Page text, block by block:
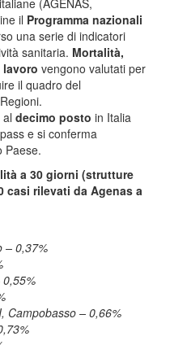
il Programma nazionali
una serie di indicatori
sanitaria. Mortalità,
vengono valutati per
il quadro del
decimo posto in Italia
e si conferma
Paese.
a 30 giorni (strutture
casi rilevati da Agenas a
– 0,37%
Campobasso – 0,66%